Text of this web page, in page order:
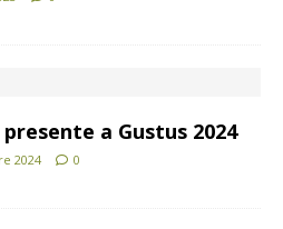
presente a Gustus 2024
2024 0